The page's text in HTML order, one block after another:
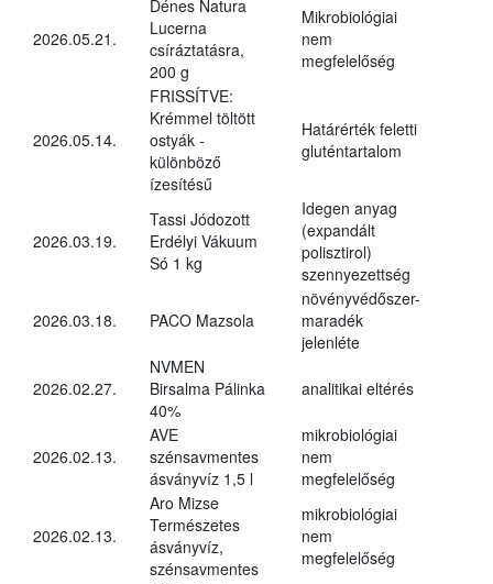
2026.05.21.
Dénes Natura
Lucerna
csíráztatásra,
200 g
Mikrobiológiai
nem
megfelelőség
2026.05.14.
FRISSÍTVE:
Krémmel töltött
ostyák -
különböző
ízesítésű
Határérték feletti
gluténtartalom
2026.03.19.
Tassi Jódozott
Erdélyi Vákuum
Só 1 kg
Idegen anyag
(expandált
polisztirol)
szennyezettség
2026.03.18. PACO Mazsola
növényvédőszer-
maradék
jelenléte
2026.02.27.
NVMEN
Birsalma Pálinka
40%
analitikai eltérés
2026.02.13.
AVE
szénsavmentes
ásványvíz 1,5 l
mikrobiológiai
nem
megfelelőség
2026.02.13.
Aro Mizse
Természetes
ásványvíz,
szénsavmentes
mikrobiológiai
nem
megfelelőség